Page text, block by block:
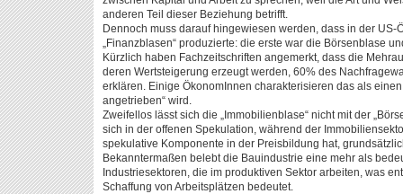
anderen Teil dieser Beziehung betrifft.
Dennoch muss darauf hingewiesen werden, dass in der US-
„Finanzblasen“ produzierte: die erste war die Börsenblase
Kürzlich haben Fachzeitschriften angemerkt, dass die
deren Wertsteigerung erzeugt werden, 60% des
erklären. Einige ÖkonomInnen charakterisieren das als
angetrieben“ wird.
Zweifellos lässt sich die „Immobilienblase“ nicht mit der
sich in der offenen Spekulation, während der
spekulative Komponente in der Preisbildung hat,
Bekanntermaßen belebt die Bauindustrie eine mehr als
Industriesektoren, die im produktiven Sektor arbeiten, was
Schaffung von Arbeitsplätzen bedeutet.